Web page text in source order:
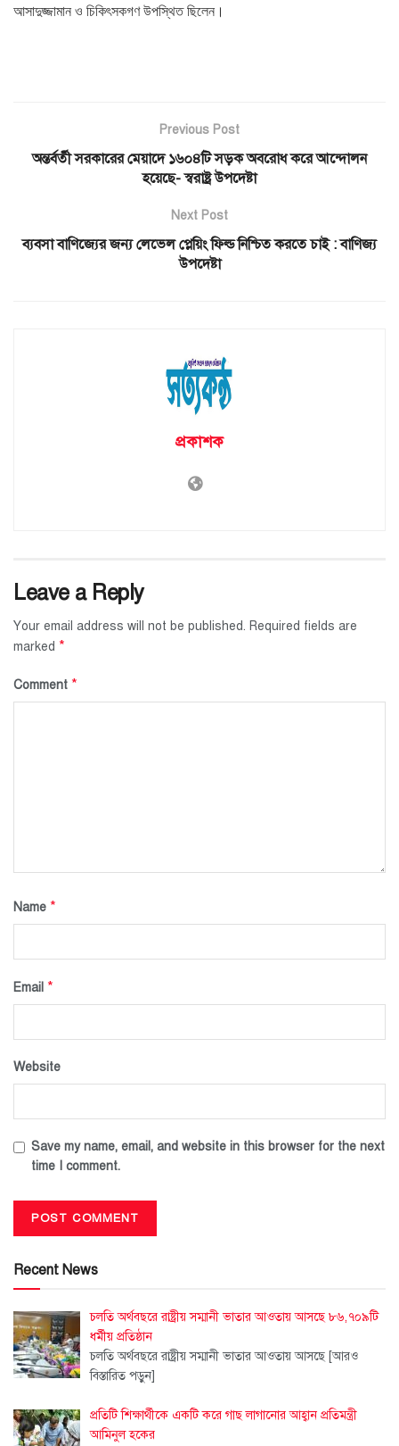
আসাদুজ্জামান ও চিকিৎসকগণ উপস্থিত ছিলেন।
Previous Post
অন্তর্বর্তী সরকারের মেয়াদে ১৬০৪টি সড়ক অবরোধ করে আন্দোলন
হয়েছে- স্বরাষ্ট্র উপদেষ্টা
Next Post
ব্যবসা বাণিজ্যের জন্য লেভেল প্লেয়িং ফিল্ড নিশ্চিত করতে চাই : বাণিজ্য
উপদেষ্টা
প্রকাশক
Leave a Reply
Your email address will not be published. Required fields are
marked *
Comment *
Name *
Email *
Website
Save my name, email, and website in this browser for the next
time I comment.
Recent News
চলতি অর্থবছরে রাষ্ট্রীয় সম্মানী ভাতার আওতায় আসছে ৮৬,৭০৯টি
ধর্মীয় প্রতিষ্ঠান
চলতি অর্থবছরে রাষ্ট্রীয় সম্মানী ভাতার আওতায় আসছে [আরও
বিস্তারিত পড়ুন]
প্রতিটি শিক্ষার্থীকে একটি করে গাছ লাগানোর আহ্বান প্রতিমন্ত্রী
আমিনুল হকের